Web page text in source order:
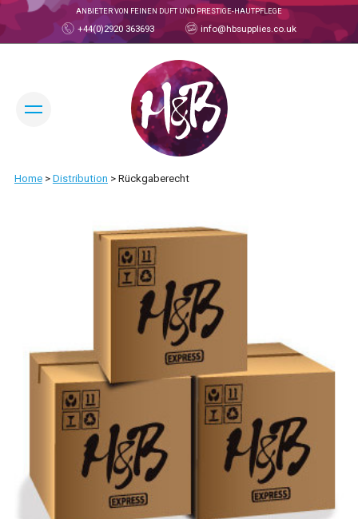
ANBIETER VON FEINEN DUFT UND PRESTIGE-HAUTPFLEGE
+44(0)2920 363693 info@hbsupplies.co.uk
SPRACHE ÄNDERN:
PARFÜM
HAARPFLEGEPRODUKTE
HAUTPFLEGEPRODUKTE
LIEFERKOSTEN
Home > Distribution >Rückgaberecht